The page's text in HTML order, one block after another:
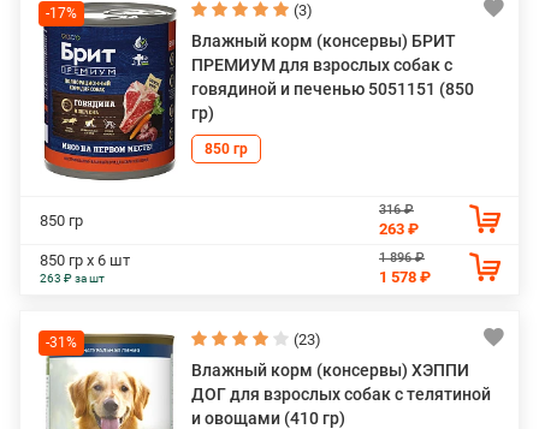
-17% (3)
Влажный корм (консервы) БРИТ
ПРЕМИУМ для взрослых собак с
говядиной и печенью 5051151 (850
гр)
850 гр
850 гр
316 ₽
263 ₽
850 гр х 6 шт
263 ₽ за шт
1 896 ₽
1 578 ₽
-31% (23)
Влажный корм (консервы) ХЭППИ
ДОГ для взрослых собак с телятиной
и овощами (410 гр)